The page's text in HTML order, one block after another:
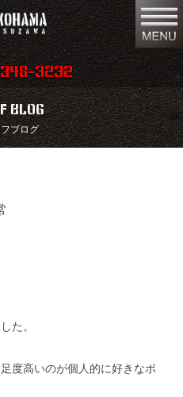
3232
店舗情報
地図
BLOG
ブログ
た。
度高いのが個人的に好きなポ